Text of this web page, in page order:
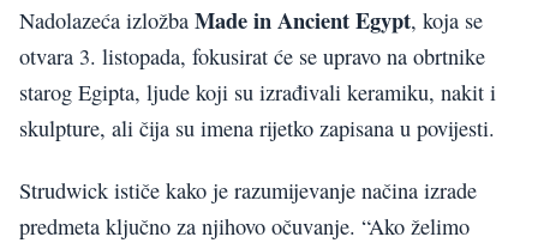
Nadolazeća izložba Made in Ancient Egypt, koja se
otvara 3. listopada, fokusirat će se upravo na obrtnike
starog Egipta, ljude koji su izrađivali keramiku, nakit i
skulpture, ali čija su imena rijetko zapisana u povijesti.
Strudwick ističe kako je razumijevanje načina izrade
predmeta ključno za njihovo očuvanje. “Ako želimo